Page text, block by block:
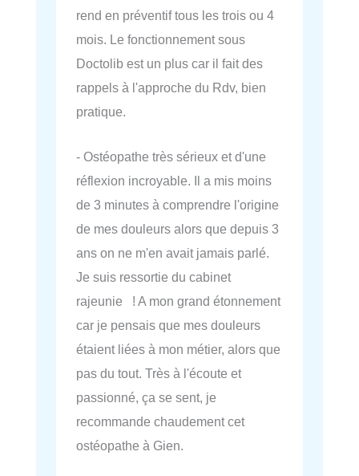
rend en préventif tous les trois ou 4
mois. Le fonctionnement sous
Doctolib est un plus car il fait des
rappels à l'approche du Rdv, bien
pratique.
- Ostéopathe très sérieux et d'une
réflexion incroyable. Il a mis moins
de 3 minutes à comprendre l'origine
de mes douleurs alors que depuis 3
ans on ne m'en avait jamais parlé.
Je suis ressortie du cabinet
rajeunie ! A mon grand étonnement
car je pensais que mes douleurs
étaient liées à mon métier, alors que
pas du tout. Très à l'écoute et
passionné, ça se sent, je
recommande chaudement cet
ostéopathe à Gien.